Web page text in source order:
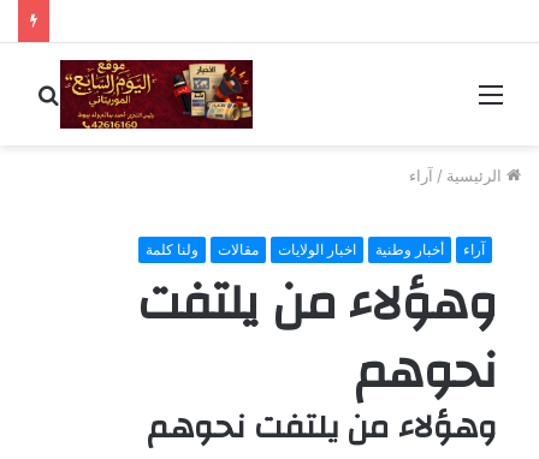
الرئيسية / آراء
آراء أخبار وطنية اخبار الولايات مقالات ولنا كلمة
وهؤلاء من يلتفت
نحوهم
وهؤلاء من يلتفت نحوهم